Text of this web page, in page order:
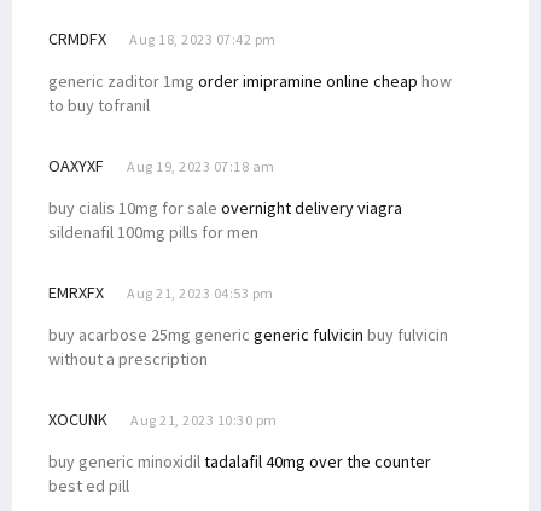
CRMDFX Aug 18, 2023 07:42 pm
generic zaditor 1mg order imipramine online cheap how
to buy tofranil
OAXYXF Aug 19, 2023 07:18 am
buy cialis 10mg for sale overnight delivery viagra
sildenafil 100mg pills for men
EMRXFX Aug 21, 2023 04:53 pm
buy acarbose 25mg generic generic fulvicin buy fulvicin
without a prescription
XOCUNK Aug 21, 2023 10:30 pm
buy generic minoxidiltadalafil 40mg over the counter
best ed pill